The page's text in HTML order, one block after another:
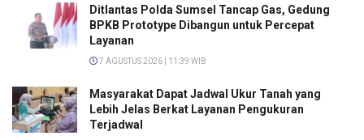
Ditlantas Polda Sumsel Tancap Gas, Gedung
BPKB Prototype Dibangun untuk Percepat
Layanan
7 AGUSTUS 2026 | 11:39 WIB
Masyarakat Dapat Jadwal Ukur Tanah yang
Lebih Jelas Berkat Layanan Pengukuran
Terjadwal